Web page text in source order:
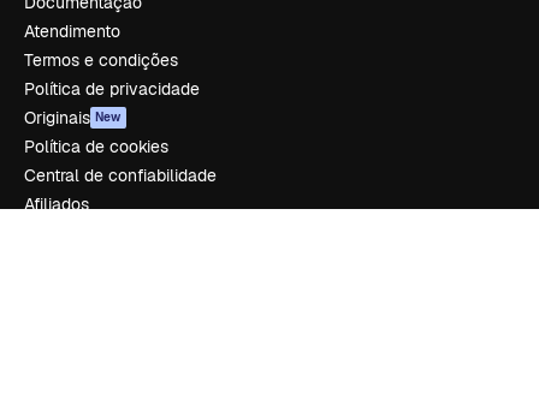
Atendimento
Termos e condições
Política de privacidade
Originais New
Política de cookies
Central de confiabilidade
Afiliados